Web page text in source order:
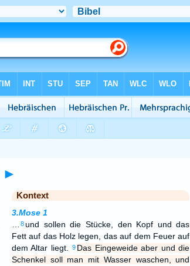
►
Kontext
3.Mose 1
8und sollen die Stücke, den Kopf und das
Fett auf das Holz legen, das auf dem Feuer auf
dem Altar liegt.
9 Das Eingeweide aber und die
Schenkel soll man mit Wasser waschen, und